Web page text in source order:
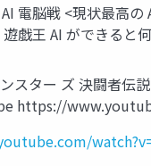
電脳戦 <現状最高
戯王 AI ができると
スター ズ 決闘者伝
https://